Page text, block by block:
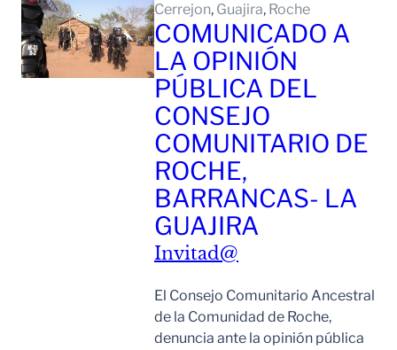
Cerrejon, Guajira, Roche
COMUNICADO A
LA OPINIÓN
PÚBLICA DEL
CONSEJO
COMUNITARIO DE
ROCHE,
BARRANCAS- LA
GUAJIRA
Invitad@
El Consejo Comunitario Ancestral
de la Comunidad de Roche,
denuncia ante la opinión pública